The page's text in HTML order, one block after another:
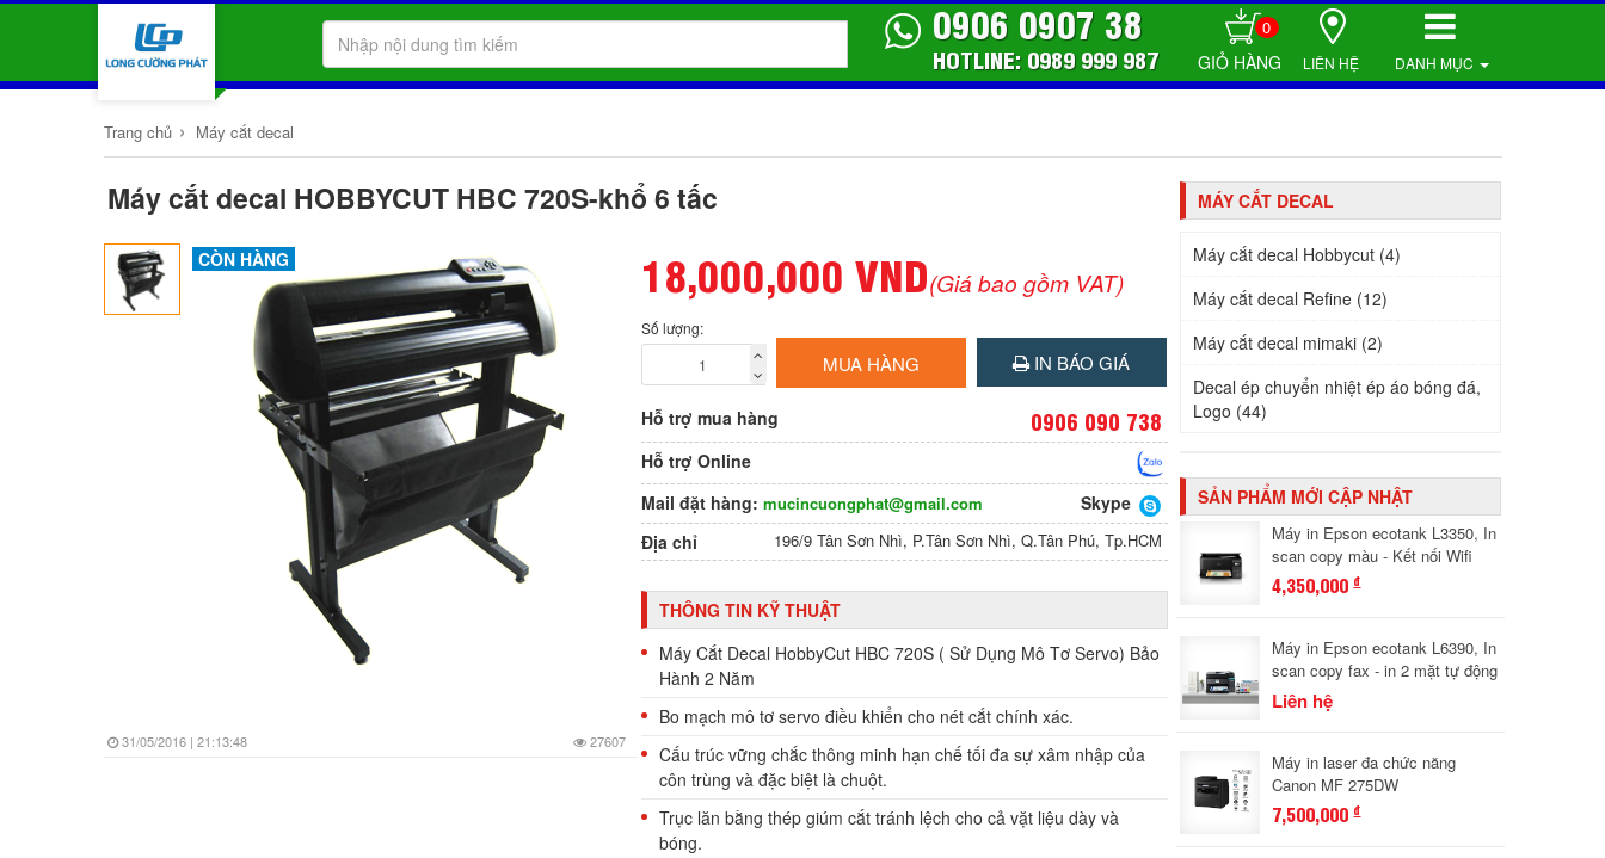
0
DANH MỤC
0906 0907 38
HOTLINE: 0989 999 987 LIÊN HỆ
Trang chủ › Máy cắt decal
Máy cắt decal HOBBYCUT HBC 720S-khổ 6 tấc
CÒN HÀNG
31/05/2016 | 21:13:48 27607
18,000,000 VND(Giá bao gồm VAT)
Số lượng:
MUA HÀNG IN BÁO GIÁ
Hỗ trợ mua hàng 0906 090 738
Hỗ trợ Online
Mail đặt hàng: mucincuongphat@gmail.com
Skype
Địa chỉ
196/9 Tân Sơn Nhì, P.Tân Sơn Nhì, Q.Tân Phú, Tp.HCM
THÔNG TIN KỸ THUẬT
Máy Cắt Decal HobbyCut HBC 720S ( Sử Dụng Mô Tơ Servo) Bảo
Hành 2 Năm
Bo mạch mô tơ servo điều khiển cho nét cắt chính xác.
Cấu trúc vững chắc thông minh hạn chế tối đa sự xâm nhập của
côn trùng và đặc biệt là chuột.
Trục lăn bằng thép giúm cắt tránh lệch cho cả vặt liệu dày và
bóng.
MÁY CẮT DECAL
Máy cắt decal Hobbycut (4)
Máy cắt decal Refine (12)
Máy cắt decal mimaki (2)
Decal ép chuyển nhiệt ép áo bóng đá,
Logo (44)
SẢN PHẨM MỚI CẬP NHẬT
Máy in Epson ecotank L3350, In
scan copy màu - Kết nối Wifi
4,350,000đ
Máy in Epson ecotank L6390, In
scan copy fax - in 2 mặt tự động
Liên hệ
Máy in laser đa chức năng
Canon MF 275DW
7,500,000đ